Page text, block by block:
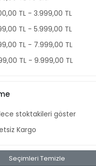
TL - 3.999,00 TL
TL - 5.999,00 TL
TL - 7.999,00 TL
TL - 9.999,00 TL
stoktakileri göster
Kargo
Seçimleri Temizle